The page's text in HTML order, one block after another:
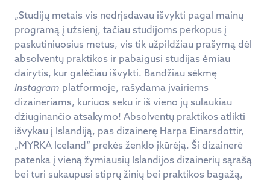
„Studijų metais vis nedrįsdavau išvykti pagal mainų
programą į užsienį, tačiau studijoms perkopus į
paskutiniuosius metus, vis tik užpildžiau prašymą dėl
absolventų praktikos ir pabaigusi studijas ėmiau
dairytis, kur galėčiau išvykti. Bandžiau sėkmę
Instagram platformoje, rašydama įvairiems
dizaineriams, kuriuos seku ir iš vieno jų sulaukiau
džiuginančio atsakymo! Absolventų praktikos atlikti
išvykau į Islandiją, pas dizainerę Harpa Einarsdottir,
„MYRKA Iceland“ prekės ženklo įkūrėją. Ši dizainerė
patenka į vieną žymiausių Islandijos dizainerių sąrašą
bei turi sukaupusi stiprų žinių bei praktikos bagažą,